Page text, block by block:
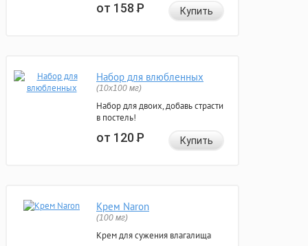
от 158Р Купить
Набор для влюбленных
(10х100 мг)
Набор для двоих, добавь страсти
в постель!
от 120Р Купить
Крем Naron
(100 мг)
Крем для сужения влагалища